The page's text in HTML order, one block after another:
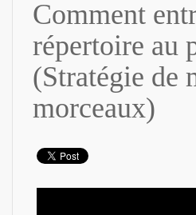
Comment
répertoire au
(Stratégie de
morceaux)